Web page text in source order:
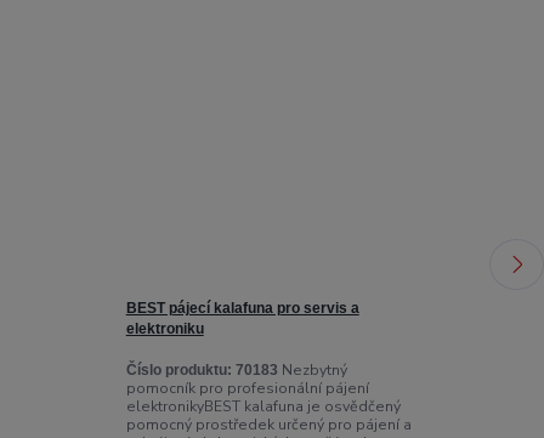
BEST pájecí kalafuna pro servis a
elektroniku
Číslo produktu: 70183 Nezbytný
pomocník pro profesionální pájení
elektronikyBEST kalafuna je osvědčený
pomocný prostředek určený pro pájení a